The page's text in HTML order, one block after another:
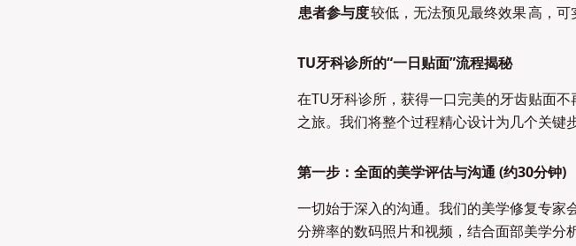
患者参与度较低，无法预见最终效果高，可
TU牙科诊所的“一日贴面”流程揭秘
在TU牙科诊所，获得一口完美的牙齿贴面
之旅。我们将整个过程精心设计为几个关键
第一步：全面的美学评估与沟通 (约30分钟)
一切始于深入的沟通。我们的美学修复专家
分辨率的数码照片和视频，结合面部美学分